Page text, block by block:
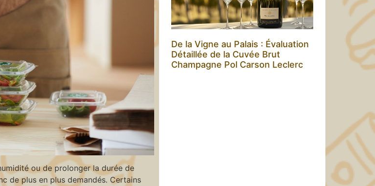
ou de prolonger la durée de
de plus en plus demandés. Certains
De la Vigne au Palais : Évaluation
Détaillée de la Cuvée Brut
Champagne Pol Carson Leclerc